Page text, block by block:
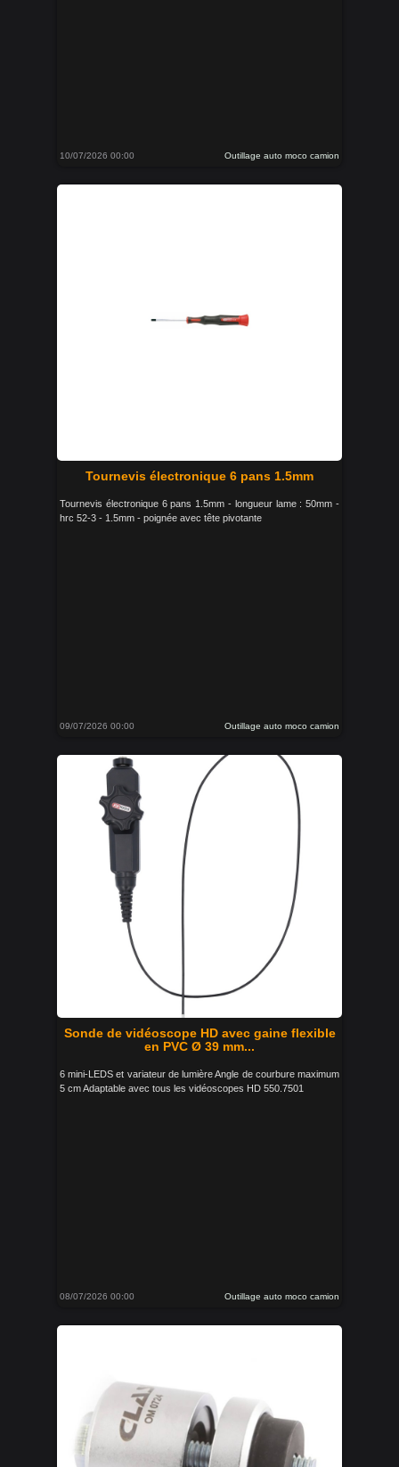
10/07/2026 00:00 Outillage auto moco camion
Tournevis électronique 6 pans 1.5mm
Tournevis électronique 6 pans 1.5mm - longueur lame : 50mm -
hrc 52-3 - 1.5mm - poignée avec tête pivotante
09/07/2026 00:00 Outillage auto moco camion
Sonde de vidéoscope HD avec gaine flexible
en PVC Ø 39 mm...
6 mini-LEDS et variateur de lumière Angle de courbure maximum
5 cm Adaptable avec tous les vidéoscopes HD 550.7501
08/07/2026 00:00 Outillage auto moco camion